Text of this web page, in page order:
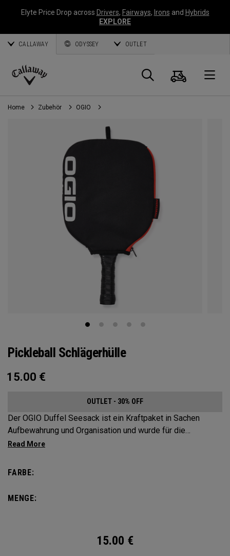
Elyte Price Drop across Drivers, Fairways, Irons and Hybrids
EXPLORE
CALLAWAY ODYSSEY OUTLET
Callaway
Golf
Suche
Home Zubehör OGIO
Pickleball Schlägerhülle
15.00 €
OUTLET - 30% OFF
Der OGIO Duffel Seesack ist ein Kraftpaket in Sachen
Aufbewahrung und Organisation und wurde für die
anspruchsvollsten und anspruchsvollsten Pickleballspieler
Platz für bis zu 4 Paddel, komplett mit einem eigenen
FARBE:
MENGE:
15.00 €